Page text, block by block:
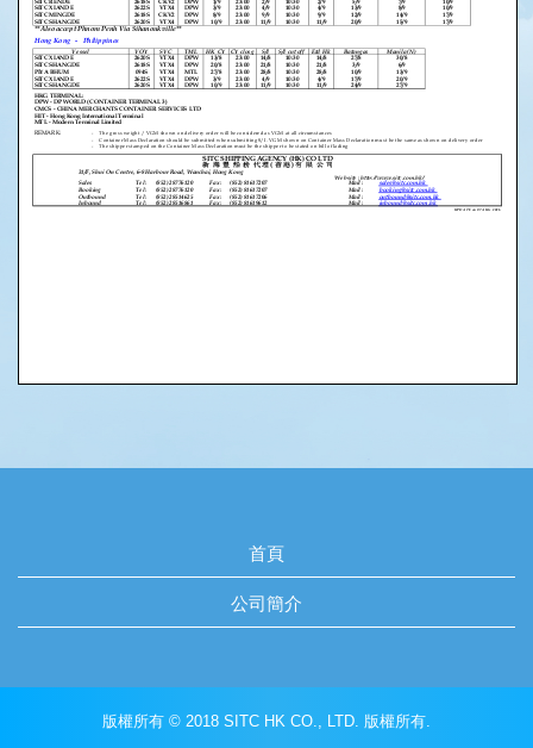
首頁
公司簡介
版權所有 © 2018 SITC HK CO., LTD. 版權所有.